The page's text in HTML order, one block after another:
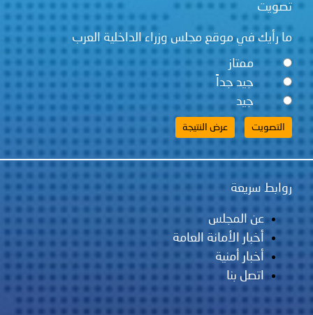
تصويت
ما رأيك في موقع مجلس وزراء الداخلية العرب
ممتاز
جيد جداً
جيد
روابط سريعة
عن المجلس
أخبار الأمانة العامة
أخبار أمنية
اتصل بنا